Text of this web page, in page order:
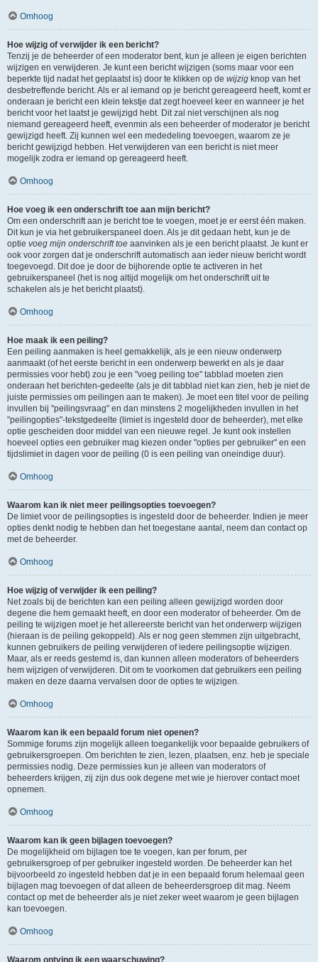
Omhoog
Hoe wijzig of verwijder ik een bericht?
Tenzij je de beheerder of een moderator bent, kun je alleen je eigen berichten
wijzigen en verwijderen. Je kunt een bericht wijzigen (soms maar voor een
beperkte tijd nadat het geplaatst is) door te klikken op de wijzig knop van het
desbetreffende bericht. Als er al iemand op je bericht gereageerd heeft, komt er
onderaan je bericht een klein tekstje dat zegt hoeveel keer en wanneer je het
bericht voor het laatst je gewijzigd hebt. Dit zal niet verschijnen als nog
niemand gereageerd heeft, evenmin als een beheerder of moderator je bericht
gewijzigd heeft. Zij kunnen wel een mededeling toevoegen, waarom ze je
bericht gewijzigd hebben. Het verwijderen van een bericht is niet meer
mogelijk zodra er iemand op gereageerd heeft.
Omhoog
Hoe voeg ik een onderschrift toe aan mijn bericht?
Om een onderschrift aan je bericht toe te voegen, moet je er eerst één maken.
Dit kun je via het gebruikerspaneel doen. Als je dit gedaan hebt, kun je de
optie voeg mijn onderschrift toe aanvinken als je een bericht plaatst. Je kunt er
ook voor zorgen dat je onderschrift automatisch aan ieder nieuw bericht wordt
toegevoegd. Dit doe je door de bijhorende optie te activeren in het
gebruikerspaneel (het is nog altijd mogelijk om het onderschrift uit te
schakelen als je het bericht plaatst).
Omhoog
Hoe maak ik een peiling?
Een peiling aanmaken is heel gemakkelijk, als je een nieuw onderwerp
aanmaakt (of het eerste bericht in een onderwerp bewerkt en als je daar
permissies voor hebt) zou je een "voeg peiling toe" tabblad moeten zien
onderaan het berichten-gedeelte (als je dit tabblad niet kan zien, heb je niet de
juiste permissies om peilingen aan te maken). Je moet een titel voor de peiling
invullen bij "peilingsvraag" en dan minstens 2 mogelijkheden invullen in het
"peilingopties"-tekstgedeelte (limiet is ingesteld door de beheerder), met elke
optie gescheiden door middel van een nieuwe regel. Je kunt ook instellen
hoeveel opties een gebruiker mag kiezen onder "opties per gebruiker" en een
tijdslimiet in dagen voor de peiling (0 is een peiling van oneindige duur).
Omhoog
Waarom kan ik niet meer peilingsopties toevoegen?
De limiet voor de peilingsopties is ingesteld door de beheerder. Indien je meer
opties denkt nodig te hebben dan het toegestane aantal, neem dan contact op
met de beheerder.
Omhoog
Hoe wijzig of verwijder ik een peiling?
Net zoals bij de berichten kan een peiling alleen gewijzigd worden door
degene die hem gemaakt heeft, en door een moderator of beheerder. Om de
peiling te wijzigen moet je het allereerste bericht van het onderwerp wijzigen
(hieraan is de peiling gekoppeld). Als er nog geen stemmen zijn uitgebracht,
kunnen gebruikers de peiling verwijderen of iedere peilingsoptie wijzigen.
Maar, als er reeds gestemd is, dan kunnen alleen moderators of beheerders
hem wijzigen of verwijderen. Dit om te voorkomen dat gebruikers een peiling
maken en deze daarna vervalsen door de opties te wijzigen.
Omhoog
Waarom kan ik een bepaald forum niet openen?
Sommige forums zijn mogelijk alleen toegankelijk voor bepaalde gebruikers of
gebruikersgroepen. Om berichten te zien, lezen, plaatsen, enz. heb je speciale
permissies nodig. Deze permissies kun je alleen van moderators of
beheerders krijgen, zij zijn dus ook degene met wie je hierover contact moet
opnemen.
Omhoog
Waarom kan ik geen bijlagen toevoegen?
De mogelijkheid om bijlagen toe te voegen, kan per forum, per
gebruikersgroep of per gebruiker ingesteld worden. De beheerder kan het
bijvoorbeeld zo ingesteld hebben dat je in een bepaald forum helemaal geen
bijlagen mag toevoegen of dat alleen de beheerdersgroep dit mag. Neem
contact op met de beheerder als je niet zeker weet waarom je geen bijlagen
kan toevoegen.
Omhoog